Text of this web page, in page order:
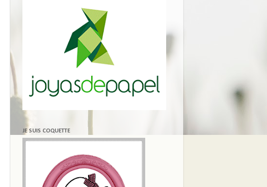
JE SUIS COQUETTE